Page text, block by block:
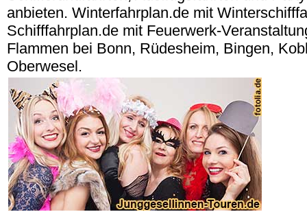
anbieten. Winterfahrplan.de mit
Schifffahrplan.de mit Feuerwerk-
Flammen bei Bonn, Rüdesheim, Bingen,
Oberwesel.